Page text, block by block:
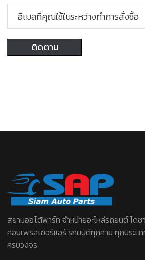
ติดตาม
สยามออโต้พาร์ท จําหน่ายอะไหล่รถยนต์ ไดช
คอมเพรสเซอร์แอร์ รถยนต์ทุกค่าย ทุกประเ
ครบวงจร